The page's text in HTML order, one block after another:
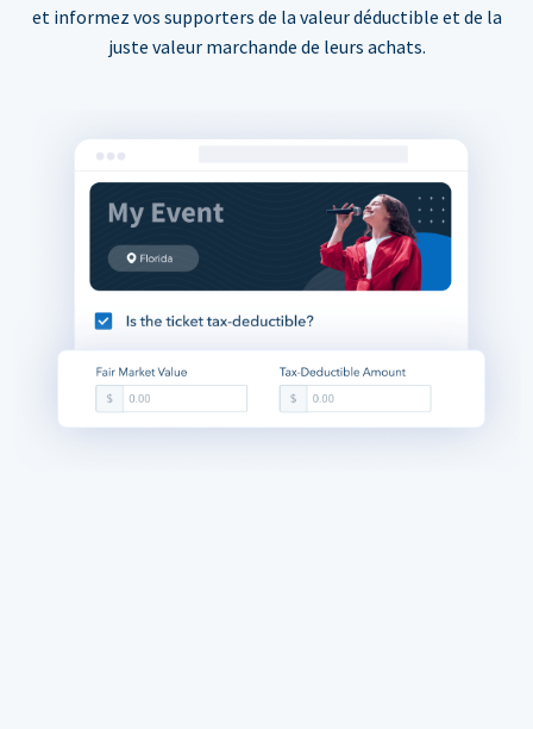
et informez vos supporters de la valeur déductible et de la
juste valeur marchande de leurs achats.